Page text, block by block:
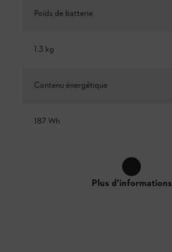
Poids de batterie
1.3 kg
Contenu énergétique
187 Wh
Plus d'informations